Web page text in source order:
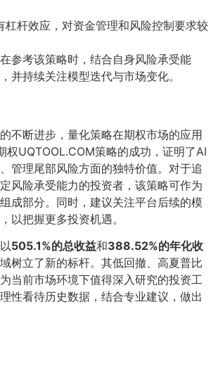
杠杆效应，对资金管理和风险控制要求较
参考该策略时，结合自身风险承受能
并持续关注模型迭代与市场变化。
不断进步，量化策略在期权市场的应用
权UQTOOL.COM策略的成功，证明了AI
管理尾部风险方面的独特价值。对于追
风险承受能力的投资者，该策略可作为
成部分。同时，建议关注平台后续的模
以把握更多投资机遇。
505.1%的总收益和388.52%的年化收
树立了新的标杆。其低回撤、高夏普比
当前市场环境下值得深入研究的投资工
性看待历史数据，结合专业建议，做出